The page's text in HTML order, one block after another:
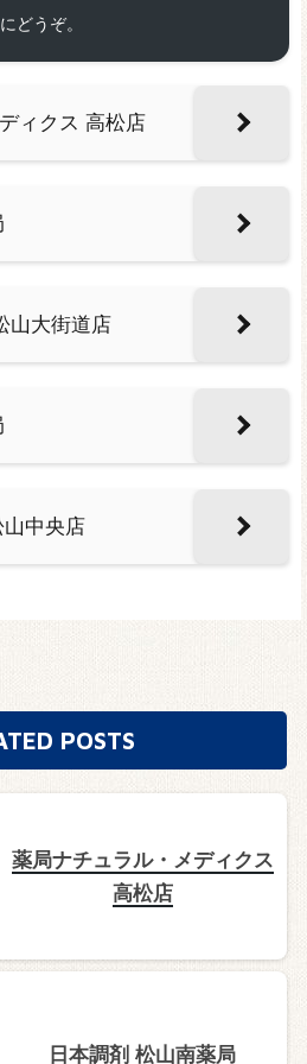
にどうぞ。
ィクス 高松店
山大街道店
山中央店
POSTS
薬局ナチュラル・メディクス
高松店
日本調剤 松山南薬局